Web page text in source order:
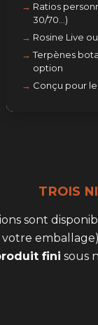
Ratios
30/70…)
Rosine Live
Terpènes
option
Conçu pour
TROIS
sont
fini sous